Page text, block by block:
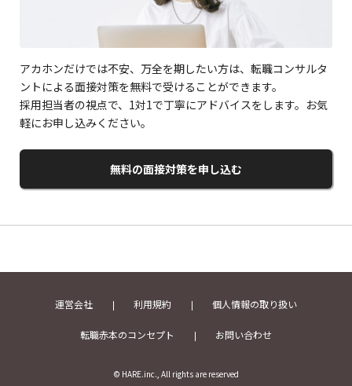
アカホンだけでは不安、万全を期したい方は、転職コンサルタ
ントによる面接対策を無料で受けることができます。
採用担当者の視点で、1対1で丁寧にアドバイスをします。お気
軽にお申し込みください。
無料の面接対策を申し込む
運営会社 利用規約 個人情報の取り扱い
転職赤本のコンセプト お問い合わせ
© HARE.inc., All rights are reserved